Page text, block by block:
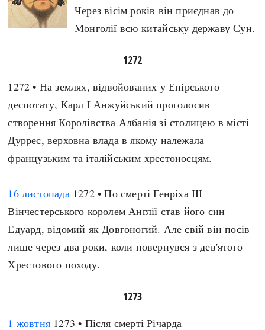
Через вісім років він приєднав до
Монголії всю китайську державу Сун.
1272
1272 • На землях, відвойованих у Епірського
деспотату, Карл I Анжуйський проголосив
створення Королівства Албанія зі столицею в місті
Дуррес, верховна влада в якому належала
французьким та італійським хрестоносцям.
16 листопада1272 • По смертіГенріха III
Вінчестерського королем Англії став його син
Едуард, відомий як Довгоногий. Але свій він посів
лише через два роки, коли повернувся з дев'ятого
Хрестового походу.
1273
1 жовтня 1273 • Після смерті Річарда